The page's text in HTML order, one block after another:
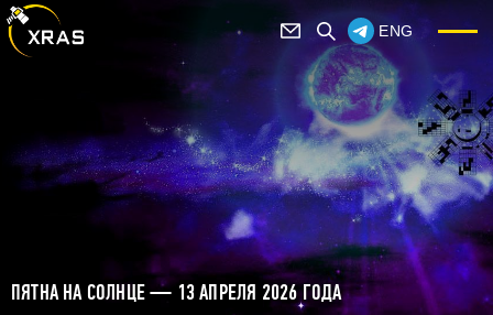
ENG
ПЯТНА НА СОЛНЦЕ — 13 АПРЕЛЯ 2026 ГОДА